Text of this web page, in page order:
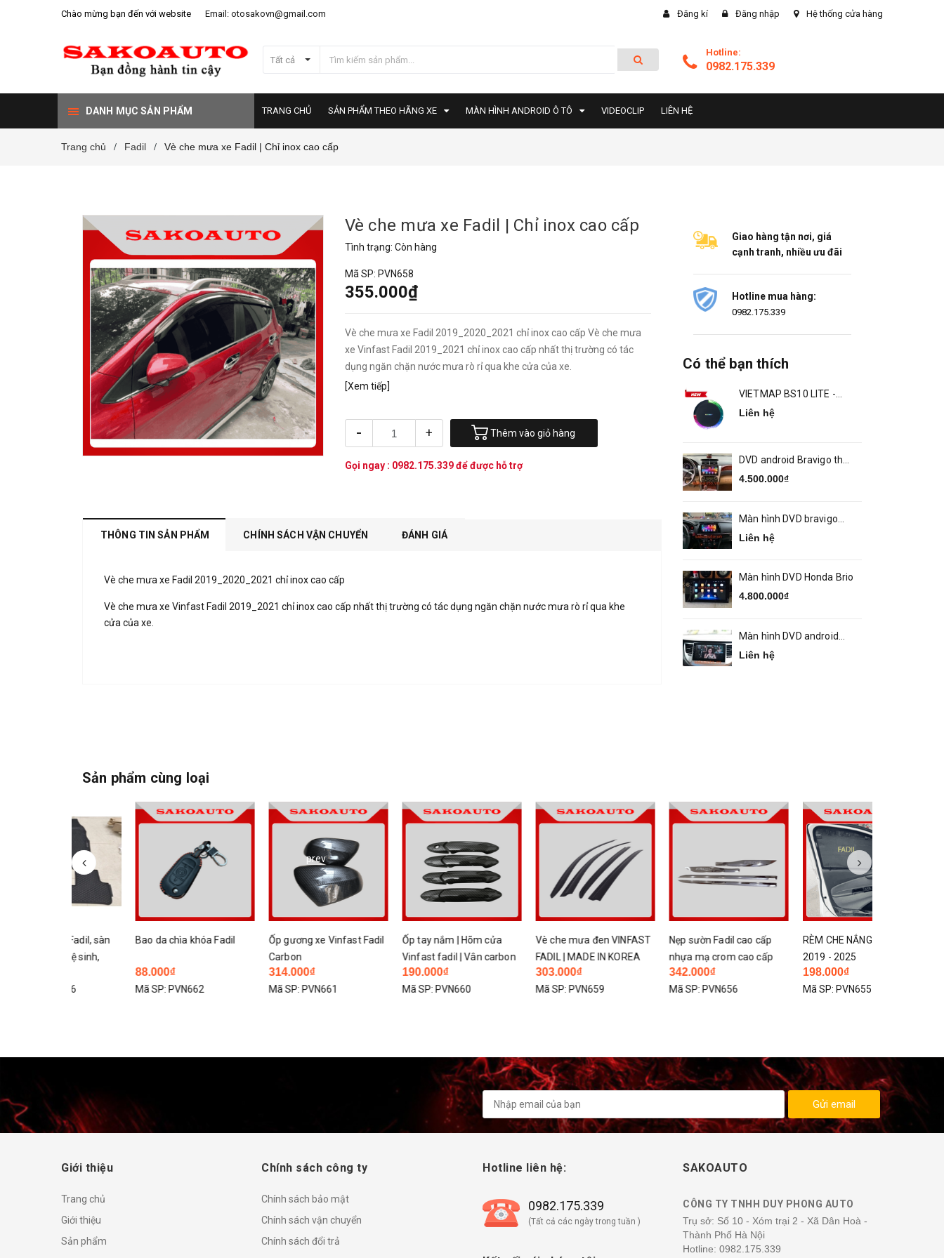
Chào mừng bạn đến với website Email: otosakovn@gmail.com Đăng kí Đăng nhập Hệ thống cửa hàng
Tất cả
Hotline:
0982.175.339
DANH MỤC SẢN PHẨM TRANG CHỦ SẢN PHẨM THEO HÃNG XE MÀN HÌNH ANDROID Ô TÔ VIDEOCLIP LIÊN HỆ
Trang chủ / Fadil / Vè che mưa xe Fadil | Chỉ inox cao cấp
Vè che mưa xe Fadil | Chỉ inox cao cấp
Tình trạng: Còn hàng
Mã SP: PVN658
355.000₫
Vè che mưa xe Fadil 2019_2020_2021 chỉ inox cao cấp Vè che mưa
xe Vinfast Fadil 2019_2021 chỉ inox cao cấp nhất thị trường có tác
dụng ngăn chặn nước mưa rò rỉ qua khe cửa của xe.
[Xem tiếp]
- + Thêm vào giỏ hàng
Gọi ngay : 0982.175.339để được hỗ trợ
THÔNG TIN SẢN PHẨM CHÍNH SÁCH VẬN CHUYỂN ĐÁNH GIÁ
Vè che mưa xe Fadil 2019_2020_2021 chỉ inox cao cấp
Vè che mưa xe Vinfast Fadil 2019_2021 chỉ inox cao cấp nhất thị trường có tác dụng ngăn chặn nước mưa rò rỉ qua khe
cửa của xe.
Giao hàng tận nơi, giá
cạnh tranh, nhiều ưu đãi
Hotline mua hàng:
0982.175.339
Có thể bạn thích
VIETMAP BS10 LITE -
ANDROID BOX Ô TÔ
Liên hệ
DVD android Bravigo theo
xe Camry 2014 2018
4.500.000₫
Màn hình DVD bravigo
theo xe MAZDA 6
Liên hệ
Màn hình DVD Honda Brio
4.800.000₫
Màn hình DVD android
Bravigo Tucson
Liên hệ
Sản phẩm cùng loại
Bao da chìa khóa Fadil
PVN662
Ốp gương xe Vinfast Fadil
PVN661
Ốp tay nắm | Hõm cửa
Vinfast fadil | Vân carbon
PVN660
Vè che mưa đen VINFAST
FADIL | MADE IN KOREA
PVN659
Nẹp sườn Fadil cao cấp
nhựa mạ crom cao cấp
PVN656
RÈM CHE NẮNG XE FADIL
2019 - 2025
PVN655
prev
Gửi email
Giới thiệu
Trang chủ
Giới thiệu
Sản phẩm
Chính sách công ty
Chính sách bảo mật
Chính sách vận chuyển
Chính sách đổi trả
Hotline liên hệ:
0982.175.339
(Tất cả các ngày trong tuần )
SAKOAUTO
CÔNG TY TNHH DUY PHONG AUTO
Trụ sở: Số 10 - Xóm trại 2 - Xã Dân Hoà -
Thành Phố Hà Nội
Hotline: 0982.175.339